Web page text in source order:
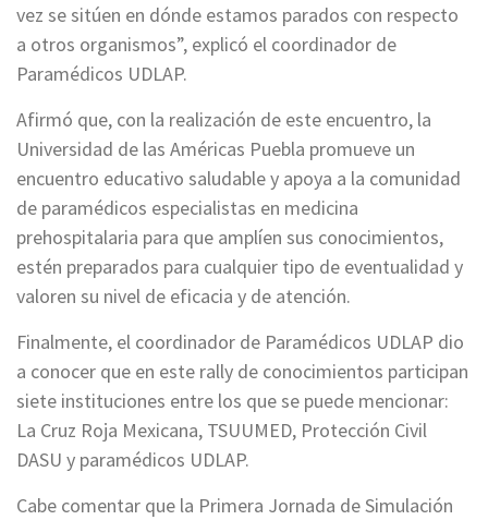
vez se sitúen en dónde estamos parados con respecto
a otros organismos”, explicó el coordinador de
Paramédicos UDLAP.
Afirmó que, con la realización de este encuentro, la
Universidad de las Américas Puebla promueve un
encuentro educativo saludable y apoya a la comunidad
de paramédicos especialistas en medicina
prehospitalaria para que amplíen sus conocimientos,
estén preparados para cualquier tipo de eventualidad y
valoren su nivel de eficacia y de atención.
Finalmente, el coordinador de Paramédicos UDLAP dio
a conocer que en este rally de conocimientos participan
siete instituciones entre los que se puede mencionar:
La Cruz Roja Mexicana, TSUUMED, Protección Civil
DASU y paramédicos UDLAP.
Cabe comentar que la Primera Jornada de Simulación